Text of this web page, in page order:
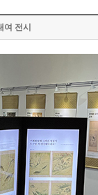
전시